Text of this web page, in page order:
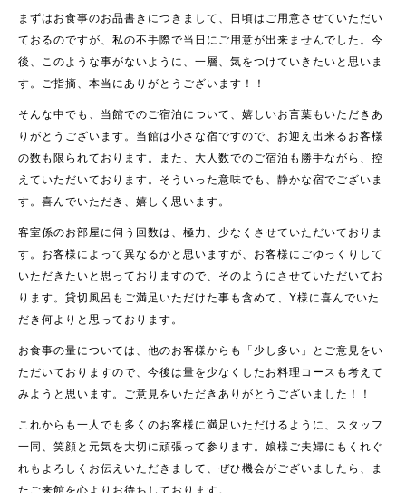
まずはお食事のお品書きにつきまして、日頃はご用意させていただい
ておるのですが、私の不手際で当日にご用意が出来ませんでした。今
後、このような事がないように、一層、気をつけていきたいと思いま
す。ご指摘、本当にありがとうございます！！
そんな中でも、当館でのご宿泊について、嬉しいお言葉もいただきあ
りがとうございます。当館は小さな宿ですので、お迎え出来るお客様
の数も限られております。また、大人数でのご宿泊も勝手ながら、控
えていただいております。そういった意味でも、静かな宿でございま
す。喜んでいただき、嬉しく思います。
客室係のお部屋に伺う回数は、極力、少なくさせていただいておりま
す。お客様によって異なるかと思いますが、お客様にごゆっくりして
いただきたいと思っておりますので、そのようにさせていただいてお
ります。貸切風呂もご満足いただけた事も含めて、Y様に喜んでいた
だき何よりと思っております。
お食事の量については、他のお客様からも「少し多い」とご意見をい
ただいておりますので、今後は量を少なくしたお料理コースも考えて
みようと思います。ご意見をいただきありがとうございました！！
これからも一人でも多くのお客様に満足いただけるように、スタッフ
一同、笑顔と元気を大切に頑張って参ります。娘様ご夫婦にもくれぐ
れもよろしくお伝えいただきまして、ぜひ機会がございましたら、ま
たご来館を心よりお待ちしております。